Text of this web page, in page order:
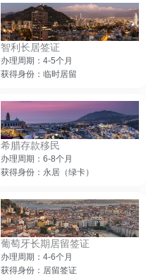
智利长居签证
办理周期：4-5个月
获得身份：临时居留
希腊存款移民
办理周期：6-8个月
获得身份：永居（绿卡）
葡萄牙长期居留签证
办理周期：4-6个月
获得身份：居留签证